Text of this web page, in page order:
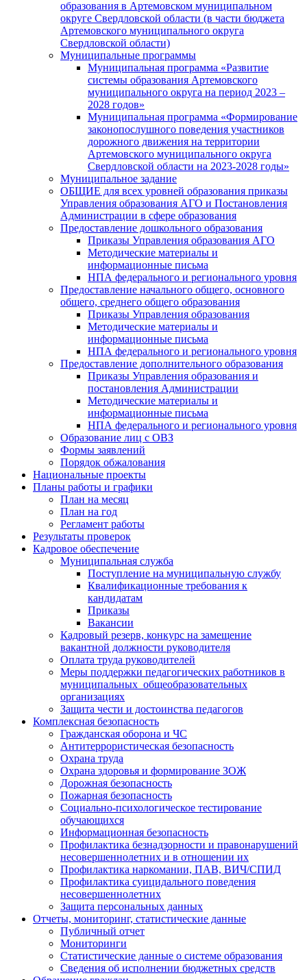
образования в Артемовском муниципальном
округе Свердловской области (в части бюджета
Артемовского муниципального округа
Свердловской области)
Муниципальные программы
Муниципальная программа «Развитие
системы образования Артемовского
муниципального округа на период 2023 –
2028 годов»
Муниципальная программа «Формирование
законопослушного поведения участников
дорожного движения на территории
Артемовского муниципального округа
Свердловской области на 2023-2028 годы»
Муниципальное задание
ОБЩИЕ для всех уровней образования приказы
Управления образования АГО и Постановления
Администрации в сфере образования
Предоставление дошкольного образования
Приказы Управления образования АГО
Методические материалы и
информационные письма
НПА федерального и регионального уровня
Предоставление начального общего, основного
общего, среднего общего образования
Приказы Управления образования
Методические материалы и
информационные письма
НПА федерального и регионального уровня
Предоставление дополнительного образования
Приказы Управления образования и
постановления Администрации
Методические материалы и
информационные письма
НПА федерального и регионального уровня
Образование лиц с ОВЗ
Формы заявлений
Порядок обжалования
Национальные проекты
Планы работы и графики
План на месяц
План на год
Регламент работы
Результаты проверок
Кадровое обеспечение
Муниципальная служба
Поступление на муниципальную службу
Квалификационные требования к
кандидатам
Приказы
Вакансии
Кадровый резерв, конкурс на замещение
вакантной должности руководителя
Оплата труда руководителей
Меры поддержки педагогических работников в
муниципальных общеобразовательных
организациях
Защита чести и достоинства педагогов
Комплексная безопасность
Гражданская оборона и ЧС
Антитеррористическая безопасность
Охрана труда
Охрана здоровья и формирование ЗОЖ
Дорожная безопасность
Пожарная безопасность
Социально-психологическое тестирование
обучающихся
Информационная безопасность
Профилактика безнадзорности и правонарушений
несовершеннолетних и в отношении их
Профилактика наркомании, ПАВ, ВИЧ/СПИД
Профилактика суицидального поведения
несовершеннолетних
Защита персональных данных
Отчеты, мониторинг, статистические данные
Публичный отчет
Мониторинги
Статистические данные о системе образования
Сведения об исполнении бюджетных средств